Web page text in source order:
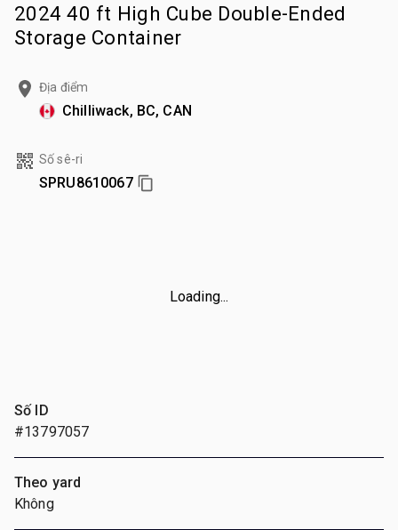
2024 40 ft High Cube Double-Ended
Storage Container
Địa điểm
Chilliwack, BC, CAN
Số sê-ri
SPRU8610067
Loading...
Số ID
#13797057
Theo yard
Không